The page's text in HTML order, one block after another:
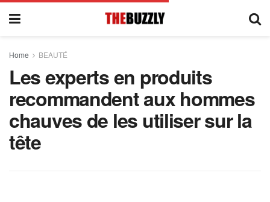
Home BEAUTÉ
Les experts en produits
recommandent aux hommes
chauves de les utiliser sur la
tête